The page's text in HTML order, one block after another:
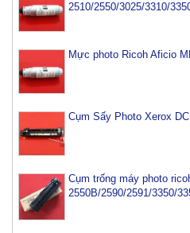
2510/2550/3025/3310/
Mực photo Ricoh Aficio
Cụm Sấy Photo Xerox
Cụm trống máy photo
2550B/2590/2591/3350/